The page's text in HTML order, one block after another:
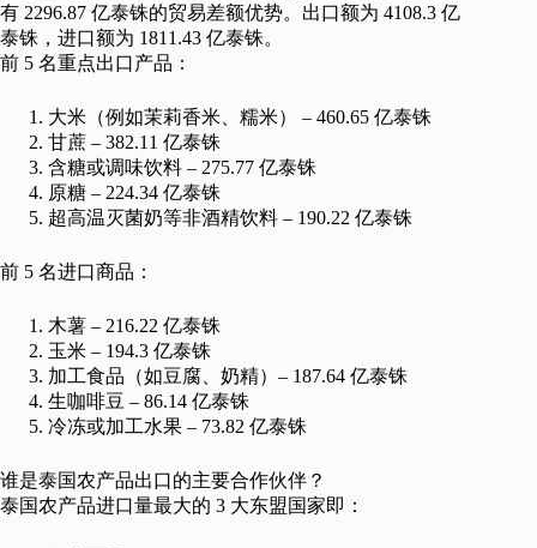
有 2296.87 亿泰铢的贸易差额优势。出口额为 4108.3 亿
泰铢，进口额为 1811.43 亿泰铢。
前 5 名重点出口产品：
大米（例如茉莉香米、糯米） – 460.65 亿泰铢
甘蔗 – 382.11 亿泰铢
含糖或调味饮料 – 275.77 亿泰铢
原糖 – 224.34 亿泰铢
超高温灭菌奶等非酒精饮料 – 190.22 亿泰铢
前 5 名进口商品：
木薯 – 216.22 亿泰铢
玉米 – 194.3 亿泰铢
加工食品（如豆腐、奶精）– 187.64 亿泰铢
生咖啡豆 – 86.14 亿泰铢
冷冻或加工水果 – 73.82 亿泰铢
谁是泰国农产品出口的主要合作伙伴？
泰国农产品进口量最大的 3 大东盟国家即：